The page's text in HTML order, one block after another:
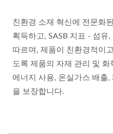
친환경 소재 혁신에 전문화
획득하고, SASB 지표 - 섬유
따르며, 제품이 친환경적이
도록 제품의 자재 관리 및
에너지 사용, 온실가스 배출
을 보장합니다.